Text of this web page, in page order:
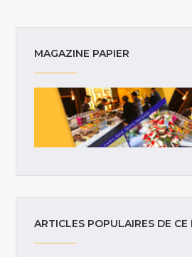
MAGAZINE PAPIER
ARTICLES POPULAIRES DE CE